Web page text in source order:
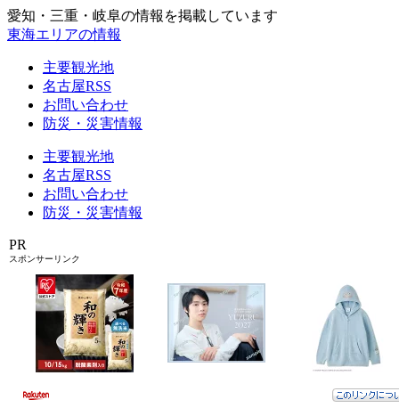
愛知・三重・岐阜の情報を掲載しています
東海エリアの情報
主要観光地
名古屋RSS
お問い合わせ
防災・災害情報
主要観光地
名古屋RSS
お問い合わせ
防災・災害情報
PR
スポンサーリンク